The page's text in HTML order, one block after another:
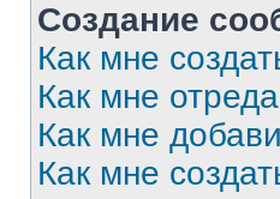
Создание
Как мне
Как мне
Как мне
Как мне